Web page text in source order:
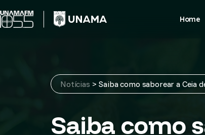
to
content
Home
Notícias > Saiba como saborear a Ceia
Saiba como